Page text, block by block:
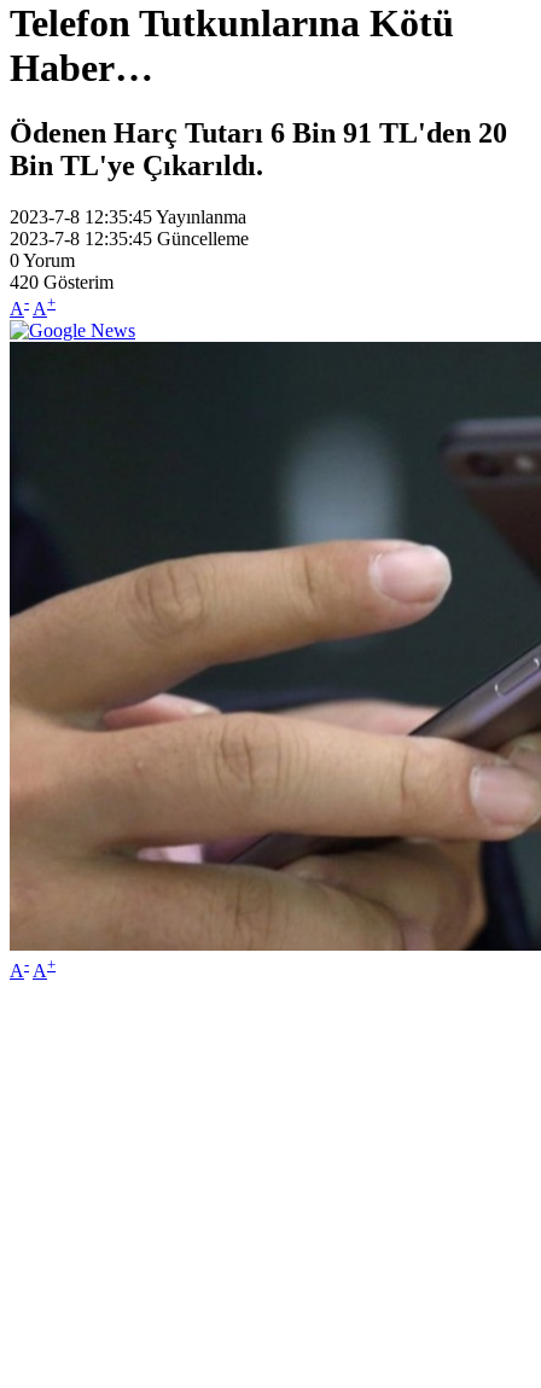
Telefon Tutkunlarına Kötü
Haber…
Ödenen Harç Tutarı 6 Bin 91 TL'den 20
Bin TL'ye Çıkarıldı.
2023-7-8 12:35:45Yayınlanma
2023-7-8 12:35:45 Güncelleme
0Yorum
420 Gösterim
A- A+
A- A+